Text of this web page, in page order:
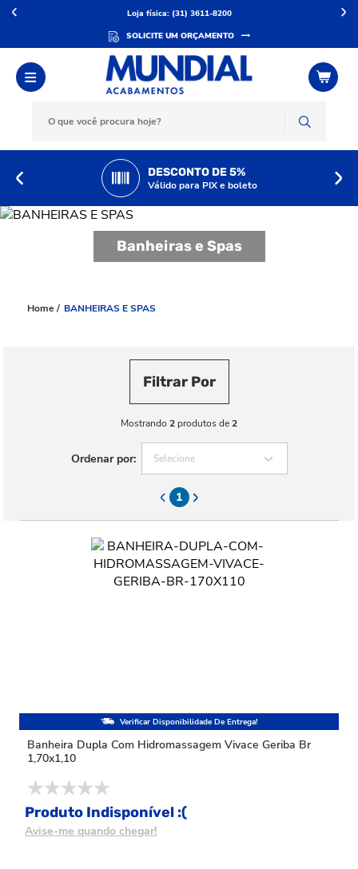
Loja física: (31) 3611-8200
SOLICITE UM ORÇAMENTO
DESCONTO DE 5%
Válido para PIX e boleto
Banheiras e Spas
BANHEIRAS E SPAS
Filtrar Por
Mostrando 2 produtos de2
1
Ordenar por: Selecione
Banheira Dupla Com Hidromassagem Vivace Geriba Br
1,70x1,10
Produto Indisponível :(
Avise-me quando chegar!